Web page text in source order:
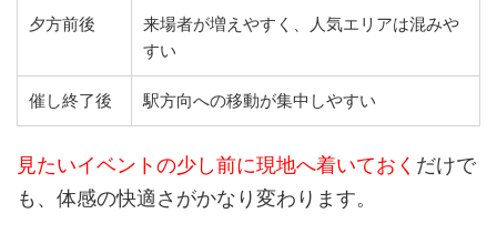
夕方前後
来場者が増えやすく、人気エリアは混みや
すい
催し終了後 駅方向への移動が集中しやすい
見たいイベントの少し前に現地へ着いておく だけで
も、体感の快適さがかなり変わります。